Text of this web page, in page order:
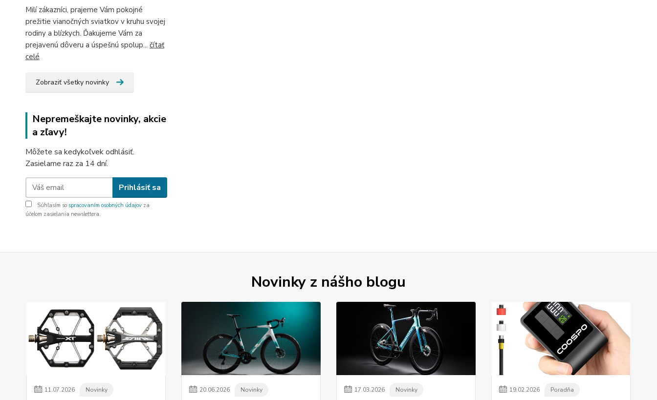
Milí zákazníci, prajeme Vám pokojné
prežitie vianočných sviatkov v kruhu svojej
rodiny a blízkych. Ďakujeme Vám za
prejavenú dôveru a úspešnú spolup... čítať
celé
Zobraziť všetky novinky
Nepremeškajte novinky, akcie
a zľavy!
Môžete sa kedykoľvek odhlásiť.
Zasielame raz za 14 dní.
Prihlásiť sa
Súhlasím so spracovaním osobných údajov za
účelom zasielania newslettera.
Novinky z nášho blogu
11.07.2026 Novinky 20.06.2026 Novinky 17.03.2026 Novinky 19.02.2026 Poradňa